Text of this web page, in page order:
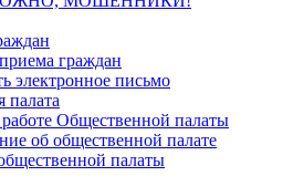
граждан
электронное письмо
палата
Общественной палаты
об общественной палате
палаты